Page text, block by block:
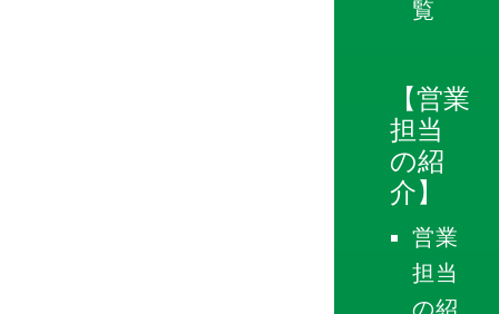
覧
【営業
担当
の紹
介】
営業
担当
の紹